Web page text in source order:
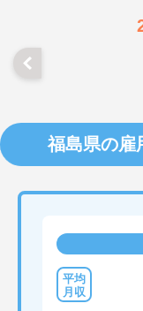
福島県の雇